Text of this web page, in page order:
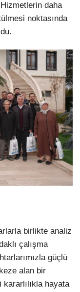
daha
noktasında
birlikte analiz
çalışma
güçlü
alan bir
hayata